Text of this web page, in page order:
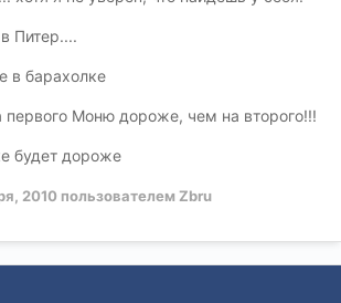
Питер....
в барахолке
первого Моню дороже, чем на второго!!!
будет дороже
2010 пользователем Zbru